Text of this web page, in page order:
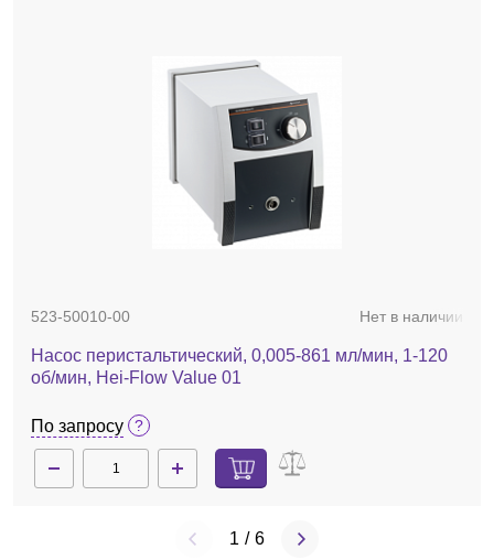
523-50010-00 Нет в наличии
Насос перистальтический, 0,005-861 мл/мин, 1-120
об/мин, Hei-Flow Value 01
По запросу
1 / 6